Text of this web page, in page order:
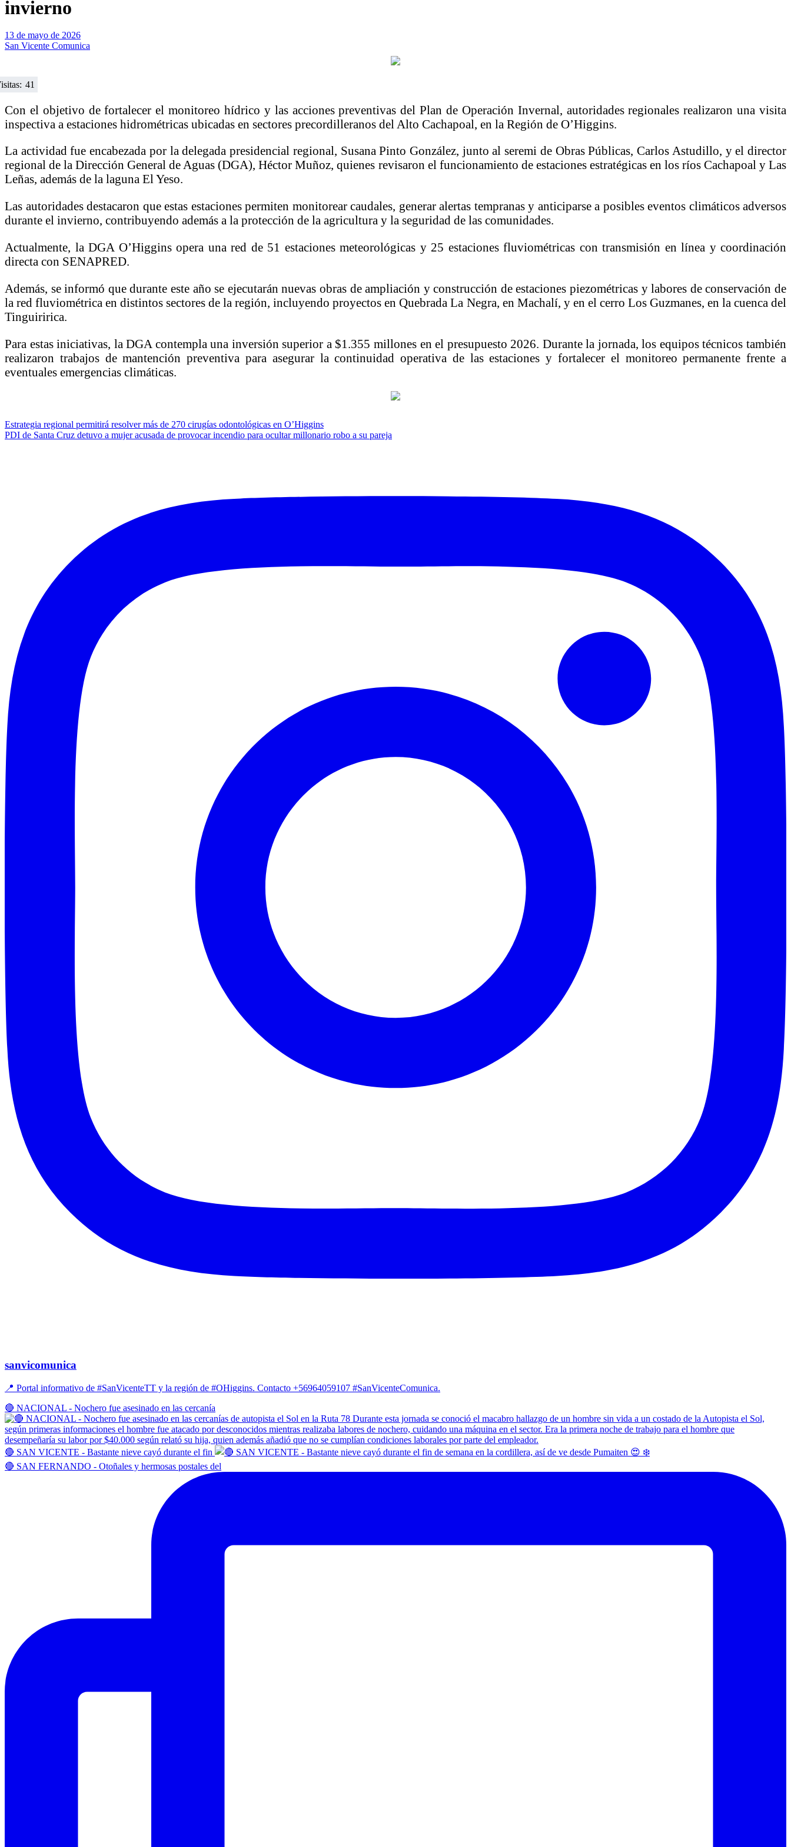
invierno
13 de mayo de 2026
San Vicente Comunica
41
Con el objetivo de fortalecer el monitoreo hídrico y las acciones preventivas del Plan de Operación Invernal, autoridades regionales realizaron una visita
inspectiva a estaciones hidrométricas ubicadas en sectores precordilleranos del Alto Cachapoal, en la Región de O’Higgins.
La actividad fue encabezada por la delegada presidencial regional, Susana Pinto González, junto al seremi de Obras Públicas,Carlos Astudillo, y el director
regional de la Dirección General de Aguas (DGA),Héctor Muñoz, quienes revisaron el funcionamiento de estaciones estratégicas en los ríos Cachapoal y Las
Leñas, además de la laguna El Yeso.
Las autoridades destacaron que estas estaciones permiten monitorear caudales, generar alertas tempranas y anticiparse a posibles eventos climáticos adversos
durante el invierno, contribuyendo además a la protección de la agricultura y la seguridad de las comunidades.
Actualmente, la DGA O’Higgins opera una red de 51 estaciones meteorológicas y 25 estaciones fluviométricas con transmisión en línea y coordinación
directa con SENAPRED.
Además, se informó que durante este año se ejecutarán nuevas obras de ampliación y construcción de estaciones piezométricas y labores de conservación de
la red fluviométrica en distintos sectores de la región, incluyendo proyectos en Quebrada La Negra, en Machalí, y en el cerro Los Guzmanes, en la cuenca del
Tinguiririca.
Para estas iniciativas, la DGA contempla una inversión superior a $1.355 millones en el presupuesto 2026. Durante la jornada, los equipos técnicos también
realizaron trabajos de mantención preventiva para asegurar la continuidad operativa de las estaciones y fortalecer el monitoreo permanente frente a
eventuales emergencias climáticas.
Navegación
de
Estrategia regional permitirá resolver más de 270 cirugías odontológicas en O’Higgins
PDI de Santa Cruz detuvo a mujer acusada de provocar incendio para ocultar millonario robo a su pareja
sanvicomunica
📍 Portal informativo de #SanVicenteTT y la región de #OHiggins. Contacto +56964059107 #SanVicenteComunica.
🔴 NACIONAL - Nochero fue asesinado en las cercanía
🔴 SAN VICENTE - Bastante nieve cayó durante el fin
🔴 SAN FERNANDO - Otoñales y hermosas postales del